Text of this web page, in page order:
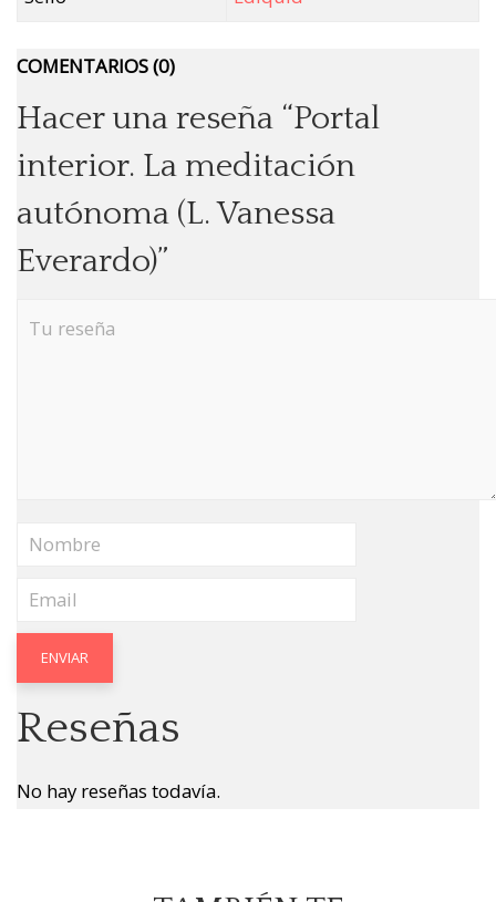
COMENTARIOS (0)
Hacer una reseña “Portal
interior. La meditación
autónoma (L. Vanessa
Everardo)”
Reseñas
No hay reseñas todavía.